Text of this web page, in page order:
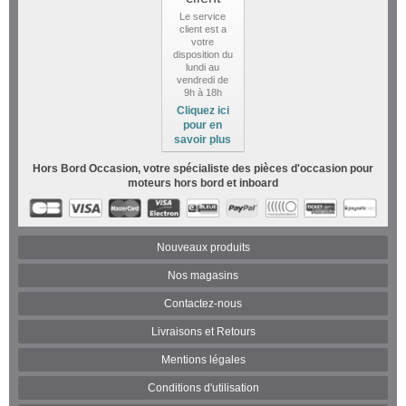
Le service
client est a
votre
disposition du
lundi au
vendredi de
9h à 18h
Cliquez ici
pour en
savoir plus
Hors Bord Occasion, votre spécialiste des pièces d'occasion pour
moteurs hors bord et inboard
Nouveaux produits
Nos magasins
Contactez-nous
Livraisons et Retours
Mentions légales
Conditions d'utilisation